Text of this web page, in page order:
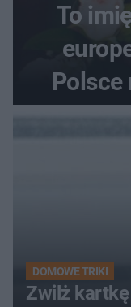
To
Polsce
DOMOWE TRIKI
Zwilż kartkę